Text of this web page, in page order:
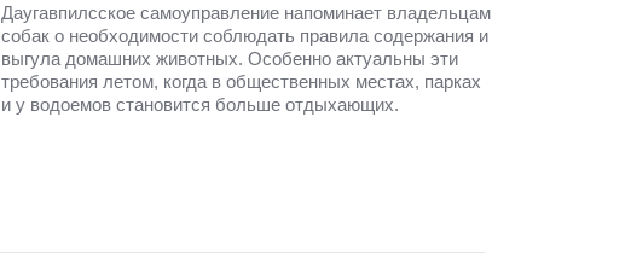
Даугавпилсское самоуправление напоминает владельцам
собак о необходимости соблюдать правила содержания и
выгула домашних животных. Особенно актуальны эти
требования летом, когда в общественных местах, парках
и у водоемов становится больше отдыхающих.